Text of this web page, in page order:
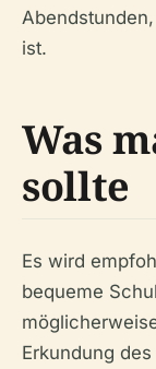
ist.
Was
sollte
Es wird
bequeme
Erkundung